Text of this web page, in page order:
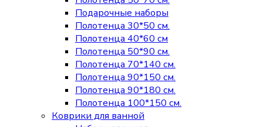
Подарочные наборы
Полотенца 30*50 см.
Полотенца 40*60 см
Полотенца 50*90 см.
Полотенца 70*140 см.
Полотенца 90*150 см.
Полотенца 90*180 см.
Полотенца 100*150 см.
Коврики для ванной